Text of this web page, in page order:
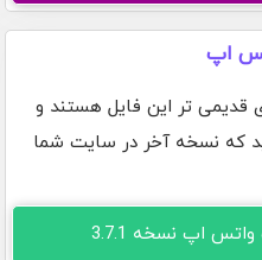
اپ
تر این فایل هستند و
که نسخه آخر در سایت شما
اپ نسخه 3.7.1